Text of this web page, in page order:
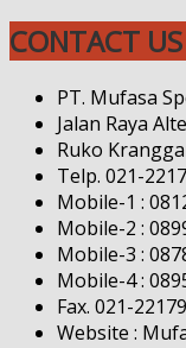
CONTACT US
PT. Mufasa
Jalan Raya
Ruko
Telp. 021-
Mobile-1 :
Mobile-2 :
Mobile-3 :
Mobile-4 :
Fax. 021-
Website :